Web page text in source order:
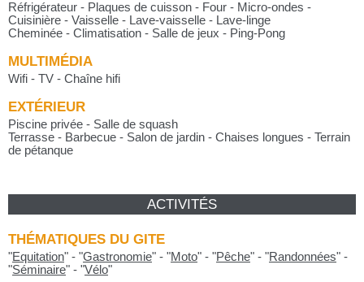
Réfrigérateur - Plaques de cuisson - Four - Micro-ondes -
Cuisinière - Vaisselle - Lave-vaisselle - Lave-linge
Cheminée - Climatisation - Salle de jeux - Ping-Pong
MULTIMÉDIA
Wifi - TV - Chaîne hifi
EXTÉRIEUR
Piscine privée - Salle de squash
Terrasse - Barbecue - Salon de jardin - Chaises longues - Terrain
de pétanque
ACTIVITÉS
THÉMATIQUES DU GITE
"Equitation" - "Gastronomie" - "Moto" - "Pêche" - "Randonnées" -
"Séminaire" - "Vélo"